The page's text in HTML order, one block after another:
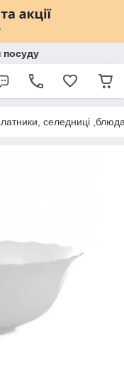
посуду
селедниці